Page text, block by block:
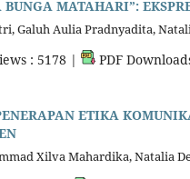
MATAHARI”:
Galuh Aulia Pradnyadita,
: 5178 | PDF
ETIKA
Xilva Mahardika, Natalia